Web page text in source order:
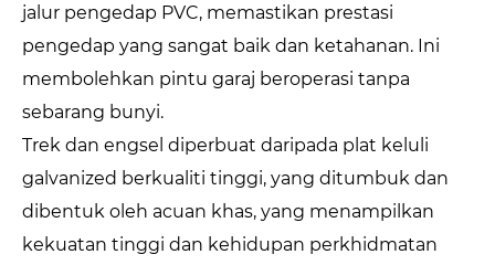
jalur pengedap PVC, memastikan prestasi
pengedap yang sangat baik dan ketahanan. Ini
membolehkan pintu garaj beroperasi tanpa
sebarang bunyi.
Trek dan engsel diperbuat daripada plat keluli
galvanized berkualiti tinggi, yang ditumbuk dan
dibentuk oleh acuan khas, yang menampilkan
kekuatan tinggi dan kehidupan perkhidmatan